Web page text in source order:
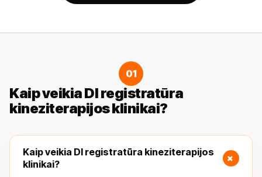
01
Kaip veikia DI registratūra
kineziterapijos klinikai?
Kaip veikia DI registratūra kineziterapijos
klinikai?
+